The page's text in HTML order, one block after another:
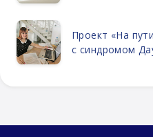
Проект «На
с синдромом